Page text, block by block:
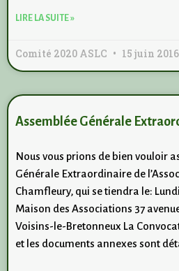
LIRE LA SUITE »
Comité 2020 ASLC 15 juin 2016
Assemblée Générale
Nous vous prions de bien vouloir
Générale Extraordinaire de
Chamfleury, qui se tiendra le:
Maison des Associations 37
Voisins-le-Bretonneux La
et les documents annexes sont